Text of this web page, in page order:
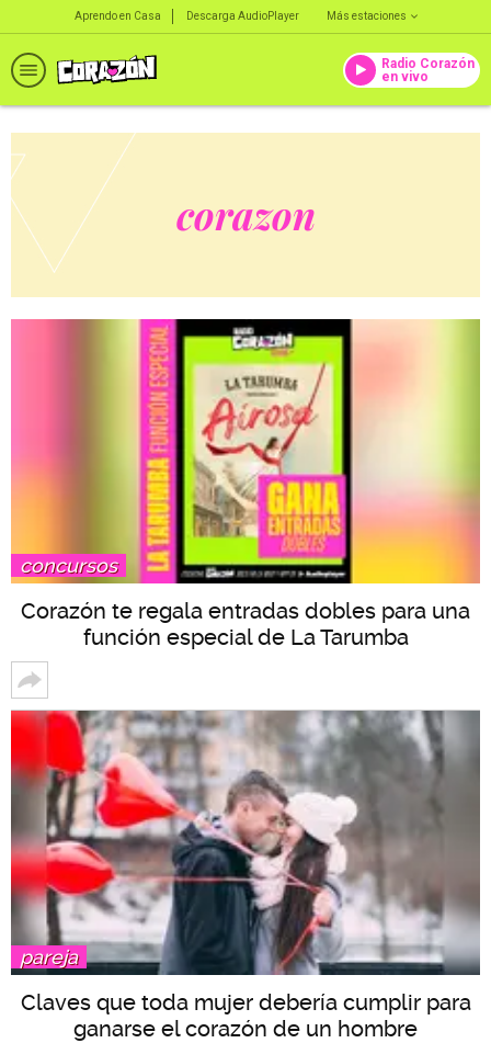
Aprendo en Casa Descarga AudioPlayer Más estaciones
Radio Corazón
en vivo
corazon
concursos
Corazón te regala entradas dobles para una
función especial de La Tarumba
pareja
Claves que toda mujer debería cumplir para
ganarse el corazón de un hombre